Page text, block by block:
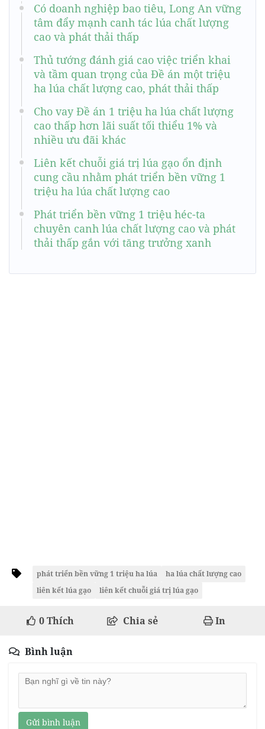
Có doanh nghiệp bao tiêu, Long An vững
tâm đẩy mạnh canh tác lúa chất lượng
cao và phát thải thấp
Thủ tướng đánh giá cao việc triển khai
và tầm quan trọng của Đề án một triệu
ha lúa chất lượng cao, phát thải thấp
Cho vay Đề án 1 triệu ha lúa chất lượng
cao thấp hơn lãi suất tối thiểu 1% và
nhiều ưu đãi khác
Liên kết chuỗi giá trị lúa gạo ổn định
cung cầu nhằm phát triển bền vững 1
triệu ha lúa chất lượng cao
Phát triển bền vững 1 triệu héc-ta
chuyên canh lúa chất lượng cao và phát
thải thấp gắn với tăng trưởng xanh
phát triển bền vững 1 triệu ha lúa
ha lúa chất lượng cao
liên kết lúa gạo
liên kết chuỗi giá trị lúa gạo
0Thích Chia sẻ In
Bình luận
Gửi bình luận